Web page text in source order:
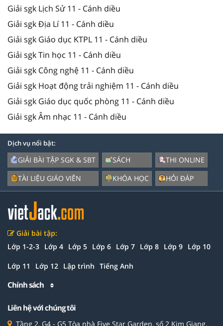
Giải sgk Lịch Sử 11 - Cánh diều
Giải sgk Địa Lí 11 - Cánh diều
Giải sgk Giáo dục KTPL 11 - Cánh diều
Giải sgk Tin học 11 - Cánh diều
Giải sgk Công nghệ 11 - Cánh diều
Giải sgk Hoạt động trải nghiệm 11 - Cánh diều
Giải sgk Giáo dục quốc phòng 11 - Cánh diều
Giải sgk Âm nhạc 11 - Cánh diều
Dịch vụ nổi bật:
GIẢI BÀI TẬP SGK & SBT
TÀI LIỆU GIÁO VIÊN
SÁCH
KHÓA HỌC
THI ONLINE
HỎI ĐÁP
Giải bài tập:
Lớp 1-2-3 Lớp 4 Lớp 5 Lớp 6 Lớp 7 Lớp 8 Lớp 9 Lớp 10
Lớp 11 Lớp 12 Lập trình Tiếng Anh
Chính sách
Liên hệ với chúng tôi
Tầng 2, G4 - G5 Tòa nhà Five Star Garden, số 2 Kim Giang,